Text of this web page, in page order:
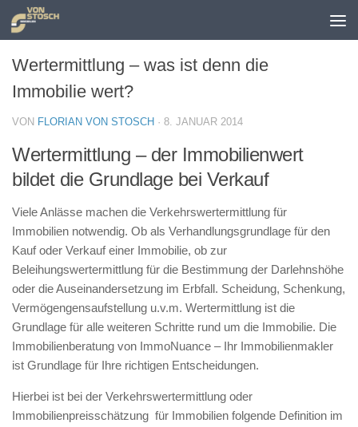
Zum Inhalt springen
Wertermittlung – was ist denn die
Immobilie wert?
VON FLORIAN VON STOSCH · 8. JANUAR 2014
Wertermittlung – der Immobilienwert
bildet die Grundlage bei Verkauf
Viele Anlässe machen die Verkehrswertermittlung für
Immobilien notwendig. Ob als Verhandlungsgrundlage für den
Kauf oder Verkauf einer Immobilie, ob zur
Beleihungswertermittlung für die Bestimmung der Darlehnshöhe
oder die Auseinandersetzung im Erbfall. Scheidung, Schenkung,
Vermögengensaufstellung u.v.m. Wertermittlung ist die
Grundlage für alle weiteren Schritte rund um die Immobilie. Die
Immobilienberatung von ImmoNuance – Ihr Immobilienmakler
ist Grundlage für Ihre richtigen Entscheidungen.
Hierbei ist bei der Verkehrswertermittlung oder
Immobilienpreisschätzung für Immobilien folgende Definition im